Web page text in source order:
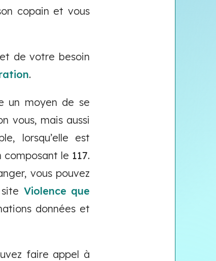
copain et vous
de votre besoin
.
un moyen de se
vous, mais aussi
lorsqu’elle est
composant le 117.
vous pouvez
Violence que
données et
faire appel à